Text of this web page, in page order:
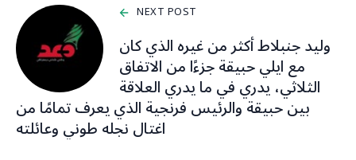
NEXT POST
وليد جنبلاط أكثر من غيره الذي كان
مع ايلي حبيقة جزءًا من الاتفاق
الثلاثي، يدري في ما يدري العلاقة
بين حبيقة والرئيس فرنجية الذي يعرف تمامًا من
اغتال نجله طوني وعائلته